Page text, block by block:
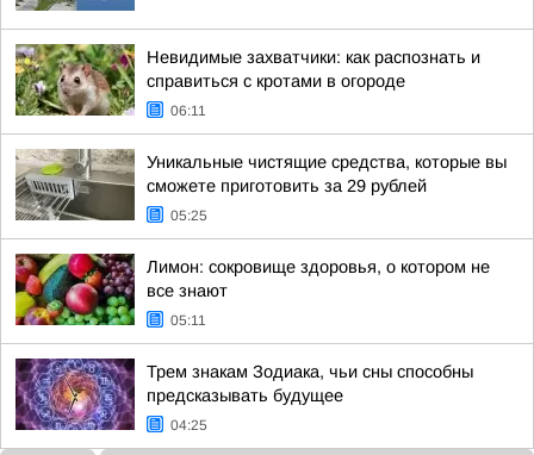
Невидимые захватчики: как распознать и
справиться с кротами в огороде
06:11
Уникальные чистящие средства, которые вы
сможете приготовить за 29 рублей
05:25
Лимон: сокровище здоровья, о котором не
все знают
05:11
Трем знакам Зодиака, чьи сны способны
предсказывать будущее
04:25